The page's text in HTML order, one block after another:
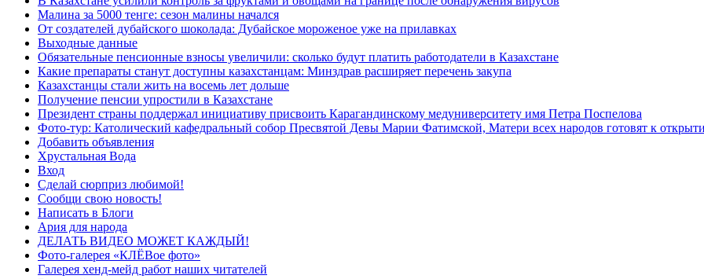
Малина за 5000 тенге: сезон малины начался
От создателей дубайского шоколада: Дубайское мороженое уже на прилавках
Выходные данные
Обязательные пенсионные взносы увеличили: сколько будут платить работодатели в Казахстане
Какие препараты станут доступны казахстанцам: Минздрав расширяет перечень закупа
Казахстанцы стали жить на восемь лет дольше
Получение пенсии упростили в Казахстане
Президент страны поддержал инициативу присвоить Карагандинскому медуниверситету имя Петра Поспелова
Фото-тур: Католический кафедральный собор Пресвятой Девы Марии Фатимской, Матери всех народов готовят к
Добавить объявления
Хрустальная Вода
Вход
Сделай сюрприз любимой!
Сообщи свою новость!
Написать в Блоги
Ария для народа
ДЕЛАТЬ ВИДЕО МОЖЕТ КАЖДЫЙ!
Фото-галерея «КЛЁВое фото»
Галерея хенд-мейд работ наших читателей